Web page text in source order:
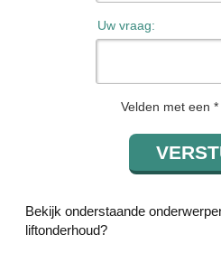
Uw vraag:
Velden met een *
Bekijk onderstaande
liftonderhoud?